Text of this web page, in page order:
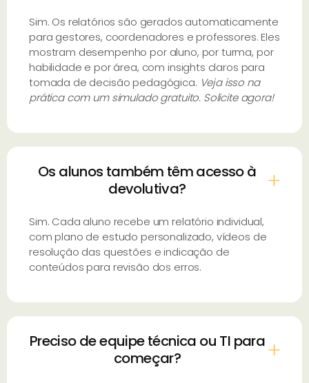
Sim. Os relatórios são gerados automaticamente
para gestores, coordenadores e professores. Eles
mostram desempenho por aluno, por turma, por
habilidade e por área, com insights claros para
tomada de decisão pedagógica. Veja isso na
prática com um simulado gratuito. Solicite agora!
Os alunos também têm acesso à
devolutiva?
Sim. Cada aluno recebe um relatório individual,
com plano de estudo personalizado, vídeos de
resolução das questões e indicação de
conteúdos para revisão dos erros.
Preciso de equipe técnica ou TI para
começar?